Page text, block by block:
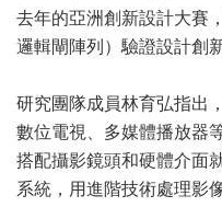
去年的亞洲創新設計大賽
邏輯閘陣列）驗證設計創新
研究團隊成員林育弘指出
數位電視、多媒體播放器
搭配攝影鏡頭和硬體介面
系統，用進階技術處理影